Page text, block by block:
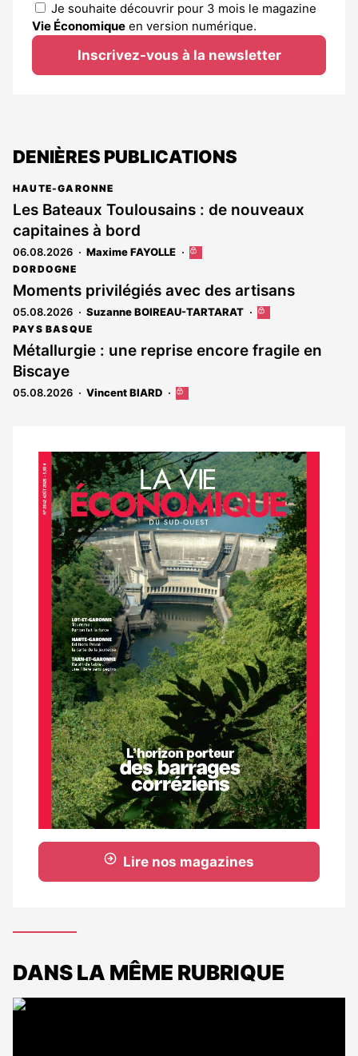
Je souhaite découvrir pour 3 mois le magazine
Vie Économique en version numérique.
Inscrivez-vous à la newsletter
DENIÈRES PUBLICATIONS
HAUTE-GARONNE
Les Bateaux Toulousains : de nouveaux
capitaines à bord
06.08.2026 Maxime FAYOLLE
Cet
réservé
aux
DORDOGNE
Moments privilégiés avec des artisans
05.08.2026 Suzanne BOIREAU-TARTARAT
Cet
est
réservé
PAYS BASQUE
Métallurgie : une reprise encore fragile en
Biscaye
05.08.2026 Vincent BIARD
Cet
aux
abonnés
Notre
dernier
magazine
Lire nos magazines
DANS LA MÊME RUBRIQUE